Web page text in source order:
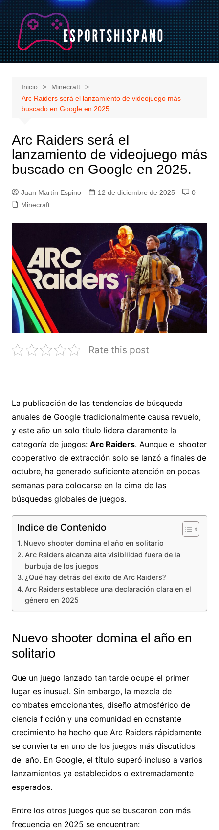
Saltar
al
contenido
Inicio
Minecraft
Arc Raiders será el lanzamiento de videojuego más
buscado en Google en 2025.
Arc Raiders será el
lanzamiento de videojuego más
buscado en Google en 2025.
Juan Martín Espino 12 de diciembre de 2025
0
Minecraft
Rate this post
La publicación de las tendencias de búsqueda
anuales de Google tradicionalmente causa revuelo,
y este año un solo título lidera claramente la
categoría de juegos: Arc Raiders. Aunque el shooter
cooperativo de extracción solo se lanzó a finales de
octubre, ha generado suficiente atención en pocas
semanas para colocarse en la cima de las
búsquedas globales de juegos.
Indice de Contenido
Nuevo shooter domina el año en solitario
Arc Raiders alcanza alta visibilidad fuera de la
burbuja de los juegos
¿Qué hay detrás del éxito de Arc Raiders?
Arc Raiders establece una declaración clara en el
género en 2025
Nuevo shooter domina el año en
solitario
Que un juego lanzado tan tarde ocupe el primer
lugar es inusual. Sin embargo, la mezcla de
combates emocionantes, diseño atmosférico de
ciencia ficción y una comunidad en constante
crecimiento ha hecho que Arc Raiders rápidamente
se convierta en uno de los juegos más discutidos
del año. En Google, el título superó incluso a varios
lanzamientos ya establecidos o extremadamente
esperados.
Entre los otros juegos que se buscaron con más
frecuencia en 2025 se encuentran: